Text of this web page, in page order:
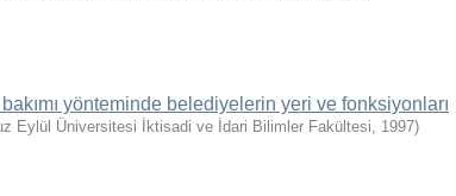
yönteminde belediyelerin yeri ve fonksiyonları
Eylül Üniversitesi İktisadi ve İdari Bilimler Fakültesi, 1997)